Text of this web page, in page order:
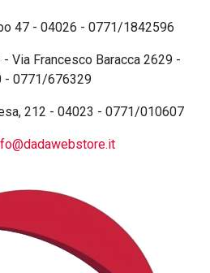
47 - 04026 - 0771/1842596
- Via Francesco Baracca 2629 -
- 0771/676329
212 - 04023 - 0771/010607